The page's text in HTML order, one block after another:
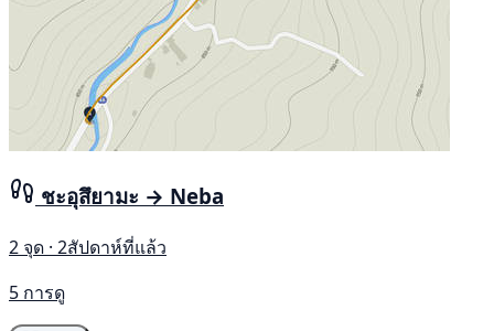
ชะอุสึยามะ → Neba
2 จุด · 2สัปดาห์ที่แล้ว
5 การดู